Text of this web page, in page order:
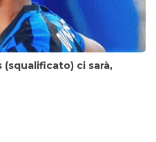
ci sarà,